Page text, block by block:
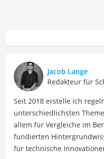
Jacob Lange
Redakteur für
Seit 2018 erstelle ich
unterschiedlichsten
allem für Vergleiche im
fundierten
für technische